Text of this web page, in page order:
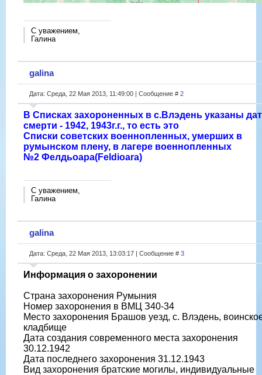
С уважением,
Галина
galina
Дата: Среда, 22 Мая 2013, 11:49:00 | Сообщение # 2
В Списках захороненных в с.Влэдень указаны
смерти - 1942, 1943г.г., то есть это
Списки советских военнопленных, умерших в
румынском плену, в лагере военнопленных
№2 Фелдьоара(Feldioara)
С уважением,
Галина
galina
Дата: Среда, 22 Мая 2013, 13:03:17 | Сообщение # 3
Информация о захоронении
Страна захоронения Румыния
Номер захоронения в ВМЦ З40-34
Место захоронения Брашов уезд, с. Влэдень,
кладбище
Дата создания современного места захоронения
30.12.1942
Дата последнего захоронения 31.12.1943
Вид захоронения братские могилы, индивидуальные